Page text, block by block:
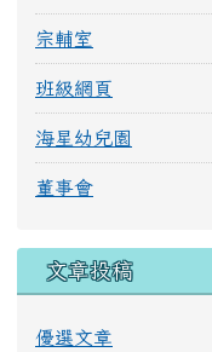
宗輔室
班級網頁
海星幼兒園
董事會
文章投稿
優選文章